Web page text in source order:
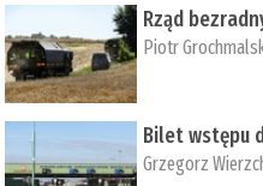
Rząd
Piotr
Bilet wstępu
Grzegorz